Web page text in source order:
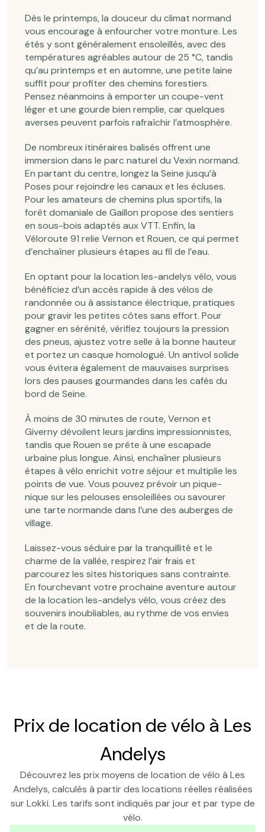
Dès le printemps, la douceur du climat normand
vous encourage à enfourcher votre monture. Les
étés y sont généralement ensoleillés, avec des
températures agréables autour de 25 °C, tandis
qu’au printemps et en automne, une petite laine
suffit pour profiter des chemins forestiers.
Pensez néanmoins à emporter un coupe-vent
léger et une gourde bien remplie, car quelques
averses peuvent parfois rafraîchir l’atmosphère.
De nombreux itinéraires balisés offrent une
immersion dans le parc naturel du Vexin normand.
En partant du centre, longez la Seine jusqu’à
Poses pour rejoindre les canaux et les écluses.
Pour les amateurs de chemins plus sportifs, la
forêt domaniale de Gaillon propose des sentiers
en sous-bois adaptés aux VTT. Enfin, la
Véloroute 91 relie Vernon et Rouen, ce qui permet
d’enchaîner plusieurs étapes au fil de l’eau.
En optant pour la location les-andelys vélo, vous
bénéficiez d’un accès rapide à des vélos de
randonnée ou à assistance électrique, pratiques
pour gravir les petites côtes sans effort. Pour
gagner en sérénité, vérifiez toujours la pression
des pneus, ajustez votre selle à la bonne hauteur
et portez un casque homologué. Un antivol solide
vous évitera également de mauvaises surprises
lors des pauses gourmandes dans les cafés du
bord de Seine.
À moins de 30 minutes de route, Vernon et
Giverny dévoilent leurs jardins impressionnistes,
tandis que Rouen se prête à une escapade
urbaine plus longue. Ainsi, enchaîner plusieurs
étapes à vélo enrichit votre séjour et multiplie les
points de vue. Vous pouvez prévoir un pique-
nique sur les pelouses ensoleillées ou savourer
une tarte normande dans l’une des auberges de
village.
Laissez-vous séduire par la tranquillité et le
charme de la vallée, respirez l’air frais et
parcourez les sites historiques sans contrainte.
En fourchevant votre prochaine aventure autour
de la location les-andelys vélo, vous créez des
souvenirs inoubliables, au rythme de vos envies
et de la route.
Prix de location de vélo à Les
Andelys
Découvrez les prix moyens de location de vélo à Les
Andelys, calculés à partir des locations réelles réalisées
sur Lokki. Les tarifs sont indiqués par jour et par type de
vélo.